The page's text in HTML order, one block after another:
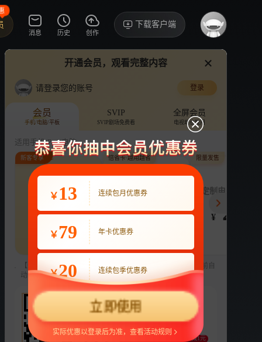
消息 历史 创作
下载客户端
来看尤长靖啦
老舅！！！！！
来了来了
讨论·178
说唱听我的 第二季
综艺 音乐
2.7万分享
第2季
正片
衍生
开通会员，观看完整内容
请登录您的账号 登录
会员
手机/电脑/平板
SVIP
SVIP剧场免费看
全屏会员
电视端也能用
适用手机/Pad/电脑
连续包月
¥ 22
22
新客专享
月付最低至
¥ 3.9
倍省卡·越用越省
定制电子吧唧年
¥ 248
限量发售
【新用户专享】前3个月每月9元，第4个月起22元/月，到期前自
动续费，可随时取消。
22
支持 扫码支付
至少减1元
￥ 13 连续包月优惠券
￥79 年卡优惠券
￥20 连续包季优惠券
立即使用
实际优惠以登录后为准，查看活动规则